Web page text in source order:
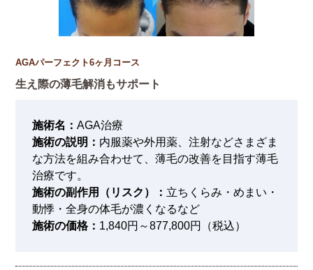
AGAパーフェクト6ヶ月コース
生え際の薄毛解消もサポート
施術名：AGA治療
施術の説明： 内服薬や外用薬、注射などさまざま
な方法を組み合わせて、薄毛の改善を目指す薄毛
治療です。
施術の副作用（リスク）： 立ちくらみ・めまい・
動悸・全身の体毛が濃くなるなど
施術の価格： 1,840円～877,800円（税込）